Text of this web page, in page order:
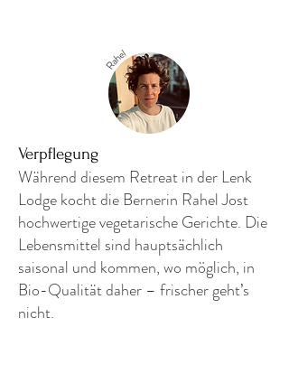
Verpflegung
Während diesem Retreat in der Lenk
Lodge kocht die Bernerin Rahel Jost
hochwertige vegetarische Gerichte. Die
Lebensmittel sind hauptsächlich
saisonal und kommen, wo möglich, in
Bio-Qualität daher – frischer geht’s
nicht.